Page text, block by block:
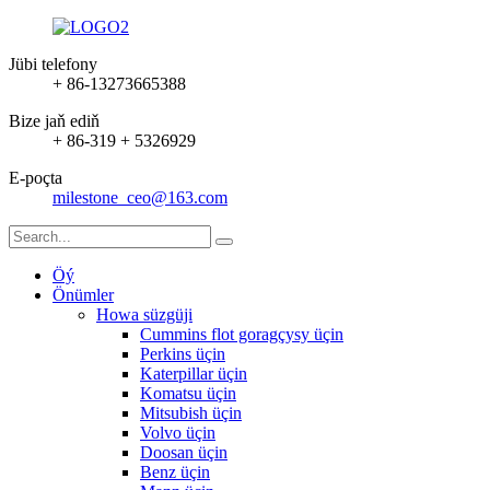
Jübi telefony
+ 86-13273665388
Bize jaň ediň
+ 86-319 + 5326929
E-poçta
milestone_ceo@163.com
Öý
Önümler
Howa süzgüji
Cummins flot goragçysy üçin
Perkins üçin
Katerpillar üçin
Komatsu üçin
Mitsubish üçin
Volvo üçin
Doosan üçin
Benz üçin